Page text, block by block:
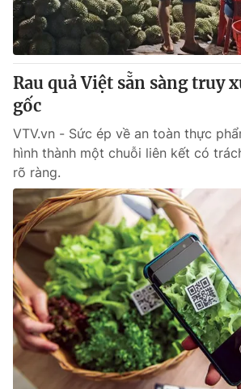
Thế giới đó đây
Câu chuyện quốc tế
Tài chính
Thị trường
Góc doanh nghiệp
Dữ liệu và đời sống
Truyền hình
Phim VTV
Hậu trường
Nhân vật
Khán giả
Giải sao mai
Giải trí
Điện ảnh
Âm nhạc
Sao
Đời sống
Du lịch
Làm đẹp
Chất lượng cuộc sống
Giáo dục
Tuyển sinh
Học trực tuyến
Công nghệ
Hitech Công nghệ tương lai
Sản phẩm
Thị trường
Giao lưu trực tuyến
Lịch phát sóng
Rau quả Việt sẵn sàng truy
gốc
VTV.vn - Sức ép về an toàn thực
hình thành một chuỗi liên kết có
rõ ràng.